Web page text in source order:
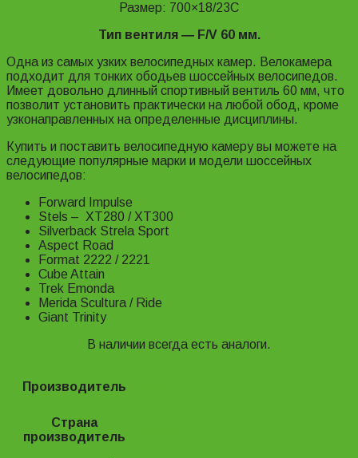
Размер: 700×18/23C
Тип вентиля ― F/V 60 мм.
Одна из самых узких велосипедных камер. Велокамера
подходит для тонких ободьев шоссейных велосипедов.
Имеет довольно длинный спортивный вентиль 60 мм, что
позволит установить практически на любой обод, кроме
узконаправленных на определенные дисциплины.
Купить и поставить велосипедную камеру вы можете на
следующие популярные марки и модели шоссейных
велосипедов:
Forward Impulse
Stels – XT280 / XT300
Silverback Strela Sport
Aspect Road
Format 2222 / 2221
Cube Attain
Trek Emonda
Merida Scultura / Ride
Giant Trinity
В наличии всегда есть аналоги.
Производитель
Страна
производитель